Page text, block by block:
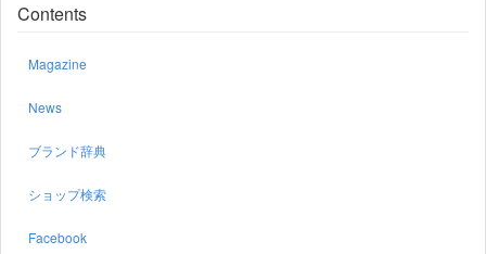
Contents
Magazine
News
ブランド辞典
ショップ検索
Facebook